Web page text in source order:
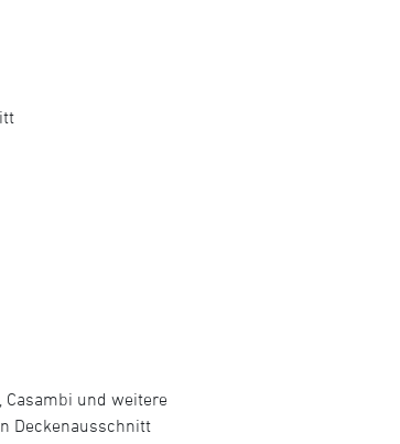
Casambi und weitere
Deckenausschnitt